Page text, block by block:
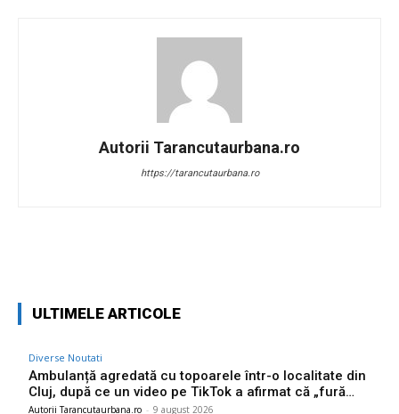
Autorii Tarancutaurbana.ro
https://tarancutaurbana.ro
ULTIMELE ARTICOLE
Diverse Noutati
Ambulanță agredată cu topoarele într-o localitate din
Cluj, după ce un video pe TikTok a afirmat că „fură…
Autorii Tarancutaurbana.ro - 9 august 2026